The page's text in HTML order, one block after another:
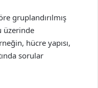
gruplandırılmış
üzerinde
hücre yapısı,
sorular